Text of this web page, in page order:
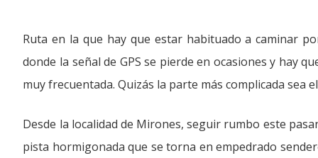
Ruta en la que hay que estar habituado a caminar
donde la señal de GPS se pierde en ocasiones y hay
muy frecuentada. Quizás la parte más complicada sea
Desde la localidad de Mirones, seguir rumbo este
pista hormigonada que se torna en empedrado